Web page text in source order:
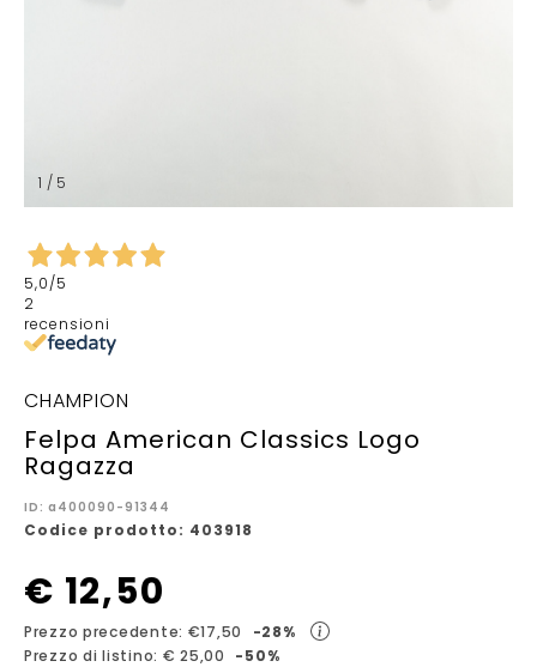
1 / 5
5,0/5
2
recensioni
CHAMPION
Felpa American Classics Logo
Ragazza
ID: a400090-91344
Codice prodotto: 403918
€ 12,50
Prezzo precedente: €17,50
-28%
Prezzo di listino: € 25,00
-50%